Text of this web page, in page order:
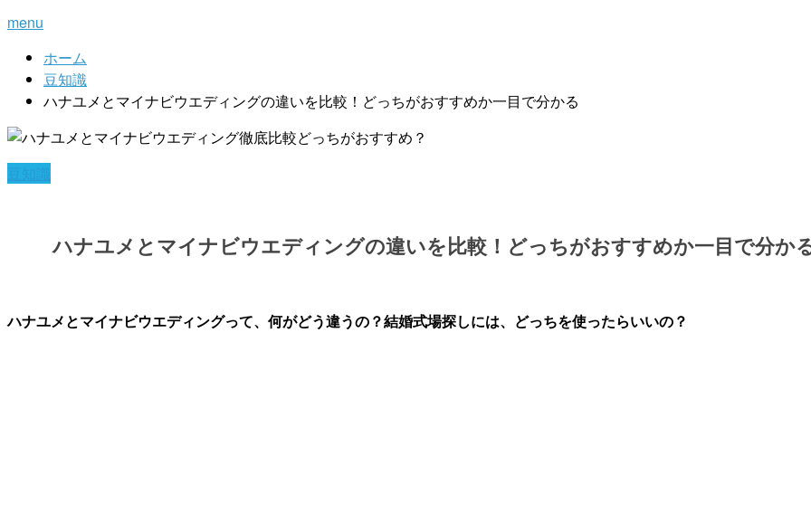
menu
ホーム
豆知識
ハナユメとマイナビウエディングの違いを比較！どっちがおすすめか一目で分かる
豆知識
ハナユメとマイナビウエディングの違いを比較！どっちがおすすめか一目で分か
ハナユメとマイナビウエディングって、何がどう違うの？結婚式場探しには、どっちを使ったらいいの？